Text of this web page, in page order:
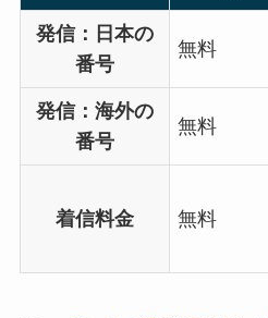
発信：日本の
番号
無料
発信：海外の
番号
無料
着信料金 無料